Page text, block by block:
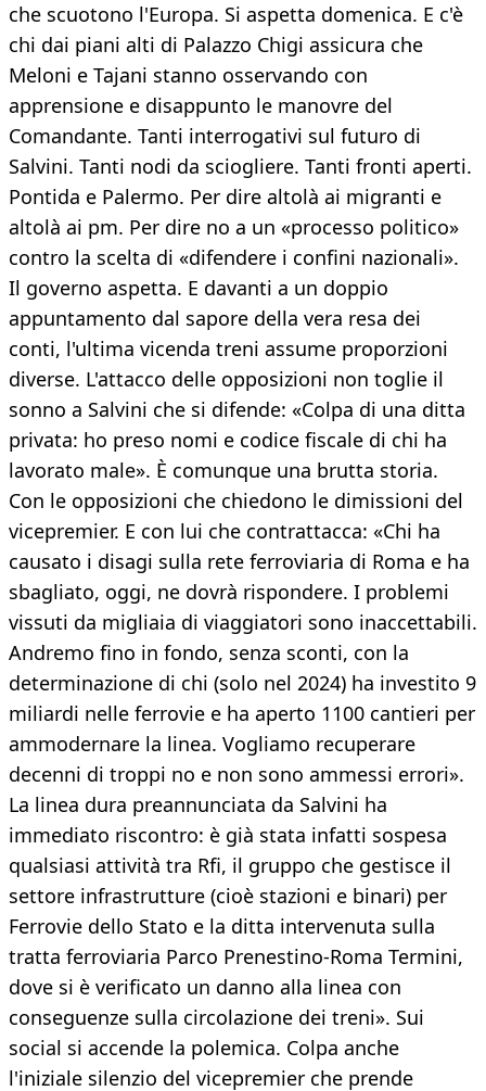
che scuotono l'Europa. Si aspetta domenica. E c'è
chi dai piani alti di Palazzo Chigi assicura che
Meloni e Tajani stanno osservando con
apprensione e disappunto le manovre del
Comandante. Tanti interrogativi sul futuro di
Salvini. Tanti nodi da sciogliere. Tanti fronti aperti.
Pontida e Palermo. Per dire altolà ai migranti e
altolà ai pm. Per dire no a un «processo politico»
contro la scelta di «difendere i confini nazionali».
Il governo aspetta. E davanti a un doppio
appuntamento dal sapore della vera resa dei
conti, l'ultima vicenda treni assume proporzioni
diverse. L'attacco delle opposizioni non toglie il
sonno a Salvini che si difende: «Colpa di una ditta
privata: ho preso nomi e codice fiscale di chi ha
lavorato male». È comunque una brutta storia.
Con le opposizioni che chiedono le dimissioni del
vicepremier. E con lui che contrattacca: «Chi ha
causato i disagi sulla rete ferroviaria di Roma e ha
sbagliato, oggi, ne dovrà rispondere. I problemi
vissuti da migliaia di viaggiatori sono inaccettabili.
Andremo fino in fondo, senza sconti, con la
determinazione di chi (solo nel 2024) ha investito 9
miliardi nelle ferrovie e ha aperto 1100 cantieri per
ammodernare la linea. Vogliamo recuperare
decenni di troppi no e non sono ammessi errori».
La linea dura preannunciata da Salvini ha
immediato riscontro: è già stata infatti sospesa
qualsiasi attività tra Rfi, il gruppo che gestisce il
settore infrastrutture (cioè stazioni e binari) per
Ferrovie dello Stato e la ditta intervenuta sulla
tratta ferroviaria Parco Prenestino-Roma Termini,
dove si è verificato un danno alla linea con
conseguenze sulla circolazione dei treni». Sui
social si accende la polemica. Colpa anche
l'iniziale silenzio del vicepremier che prende